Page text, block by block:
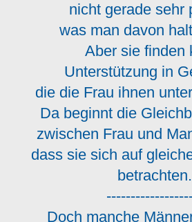
nicht gerade sehr
was man davon
Aber sie finden
Unterstützung in
die die Frau ihnen
Da beginnt die
zwischen Frau und
dass sie sich auf
betrachten.
Doch manche